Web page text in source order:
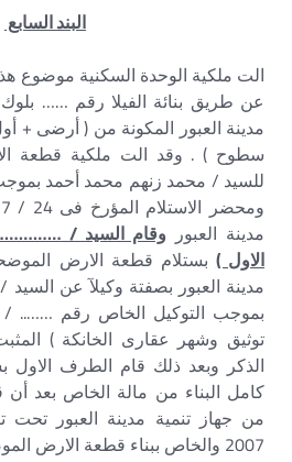
البند السابع
الت ملكية الوحدة السكنية موضوع
عن طريق بنائة الفيلا رقم ……
مدينة العبور المكونة من ( أرضى
سطوح ) . وقد الت ملكية قطعة
للسيد / محمد زنهم محمد أحمد
مدينة العبور وقام السيد /
الاول ) بستلام قطعة الارض
مدينة العبور بصفتة وكيلآ عن
توثيق وشهر عقارى الخانكة )
الذكر وبعد ذلك قام الطرف الاول
كامل البناء من مالة الخاص بعد
من جهاز تنمية مدينة العبور
2007 والخاص ببناء قطعة الارض الموضحة سالفآ .